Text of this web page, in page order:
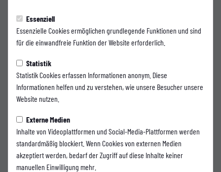
Essenziell
Essenzielle Cookies ermöglichen grundlegende Funktionen und sind
für die einwandfreie Funktion der Website erforderlich.
Statistik
Statistik Cookies erfassen Informationen anonym. Diese
Informationen helfen und zu verstehen, wie unsere Besucher unsere
Website nutzen.
Externe Medien
Inhalte von Videoplattformen und Social-Media-Plattformen werden
standardmäßig blockiert. Wenn Cookies von externen Medien
akzeptiert werden, bedarf der Zugriff auf diese Inhalte keiner
manuellen Einwilligung mehr.